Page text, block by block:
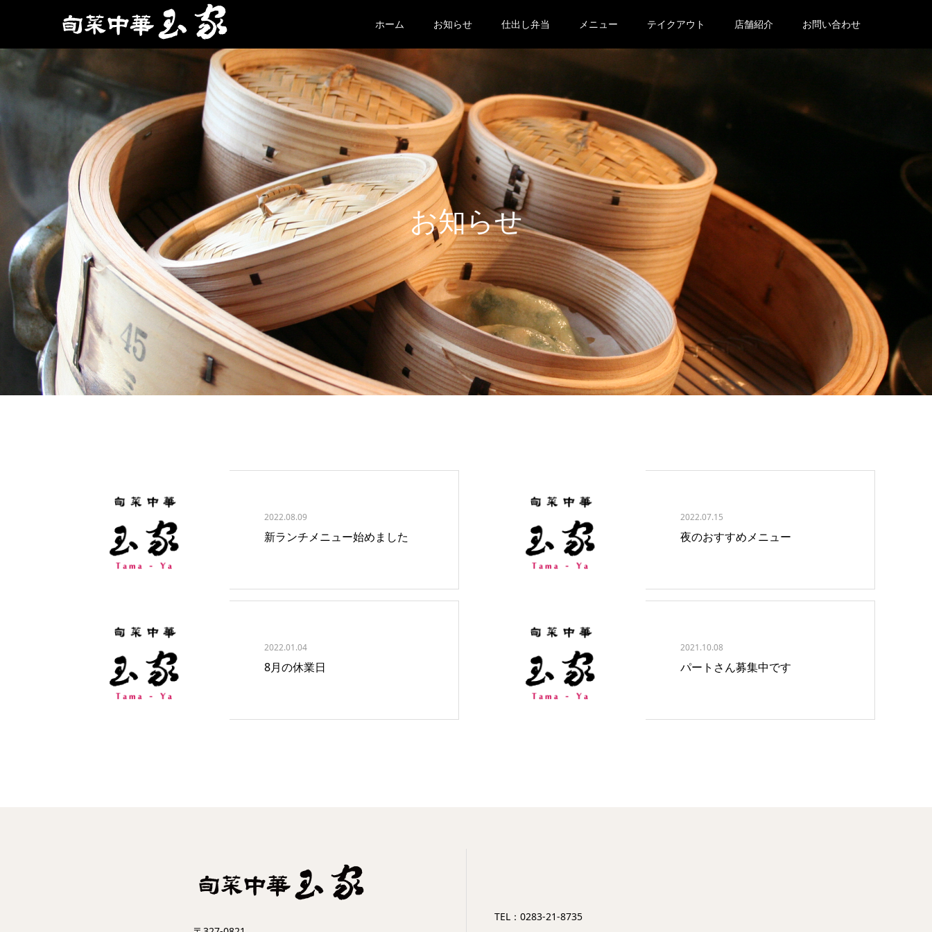
ホーム お知らせ 仕出し弁当 メニュー テイクアウト 店舗紹介 お問い合わせ
お知らせ
2022.08.09
新ランチメニュー始めました
2022.07.15
夜のおすすめメニュー
2022.01.04
8月の休業日
2021.10.08
パートさん募集中です
TEL：0283-21-8735